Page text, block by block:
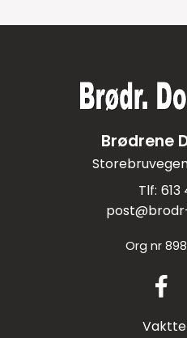
Brødrene
613
Org nr